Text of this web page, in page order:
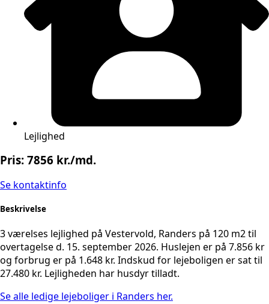
Lejlighed
Pris: 7856 kr./md.
Se kontaktinfo
Beskrivelse
3 værelses lejlighed på Vestervold, Randers på 120 m2 til
overtagelse d. 15. september 2026. Huslejen er på 7.856 kr
og forbrug er på 1.648 kr. Indskud for lejeboligen er sat til
27.480 kr. Lejligheden har husdyr tilladt.
Se alle ledige lejeboliger i Randers her.